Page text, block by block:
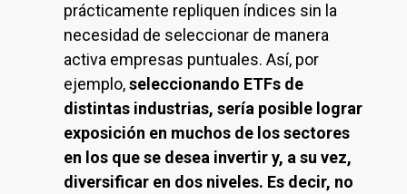
prácticamente repliquen índices sin la
necesidad de seleccionar de manera
activa empresas puntuales. Así, por
ejemplo,seleccionando ETFs de
distintas industrias, sería posible lograr
exposición en muchos de los sectores
en los que se desea invertir y, a su vez,
diversificar en dos niveles. Es decir, no